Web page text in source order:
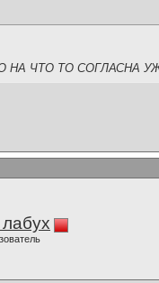
НА ЧТО ТО СОГЛАСНА